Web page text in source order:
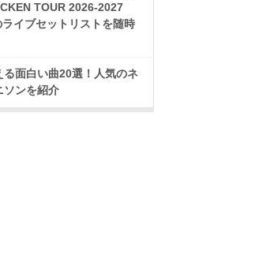
TOUR 2026-2027
イブセットリストを随時
る面白い曲20選！人気のネ
ソンを紹介